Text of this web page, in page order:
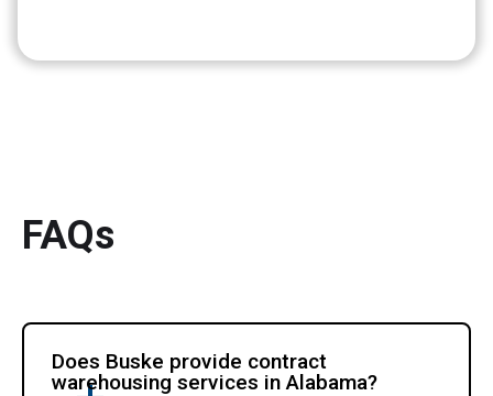
FAQs
Does Buske provide contract
warehousing services in Alabama?